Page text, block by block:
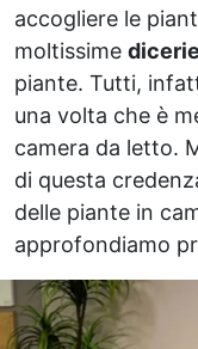
accogliere le
moltissime dicerie
piante. Tutti,
una volta che è
camera da letto.
di questa
delle piante in
approfondiamo